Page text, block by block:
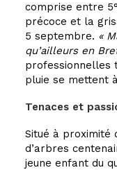
comprise entre
précoce et la
5 septembre. «
qu’ailleurs en
professionnelles
pluie se mettent
Tenaces et
Situé à proximité
d’arbres
jeune enfant du